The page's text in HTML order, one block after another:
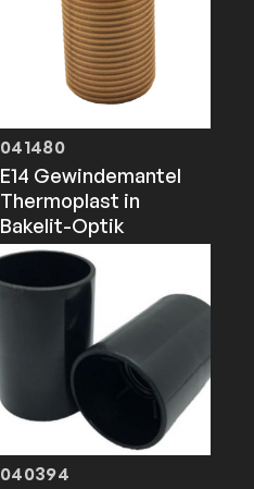
041480
E14 Gewindemantel
Thermoplast in
Bakelit-Optik
040394